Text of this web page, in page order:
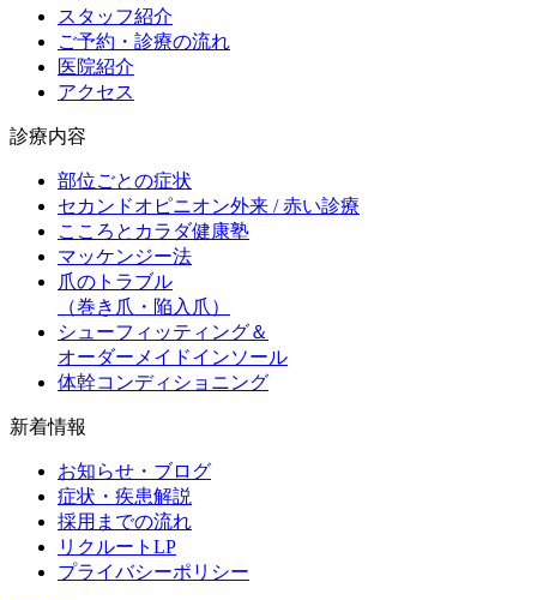
スタッフ紹介
ご予約・診療の流れ
医院紹介
アクセス
診療内容
部位ごとの症状
セカンドオピニオン外来 / 赤い診療
こころとカラダ健康塾
マッケンジー法
爪のトラブル
（巻き爪・陥入爪）
シューフィッティング＆
オーダーメイドインソール
体幹コンディショニング
新着情報
お知らせ・ブログ
症状・疾患解説
採用までの流れ
リクルートLP
プライバシーポリシー